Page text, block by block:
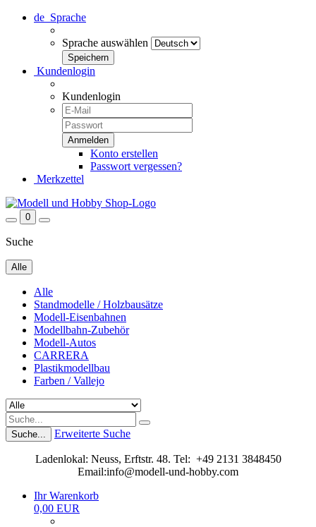
de Sprache
Sprache auswählen
Kundenlogin
Kundenlogin
Konto erstellen
Passwort vergessen?
Merkzettel
0
Suche
Alle
Alle
Standmodelle / Holzbausätze
Modell-Eisenbahnen
Modellbahn-Zubehör
Modell-Autos
CARRERA
Plastikmodellbau
Farben / Vallejo
Suche... Erweiterte Suche
Ladenlokal: Neuss, Erftstr. 48. Tel: +49 2131 3848450
Email:info@modell-und-hobby.com
Ihr Warenkorb
0,00 EUR